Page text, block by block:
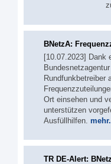
BNetzA:
[10.07.2023] Dank
Rundfunkbetreiber
Ort einsehen und
unterstützen
Ausfüllhilfen.
TR DE-Alert: